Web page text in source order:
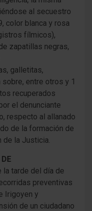
al secuestro
color blanca y rosa
fílmicos),
zapatillas negras,
galletitas,
entre otros y 1
recuperados
el denunciante
respecto al allanado
de la formación de
de la Justicia.
la tarde del día de
preventivas
Irigoyen y
de un ciudadano